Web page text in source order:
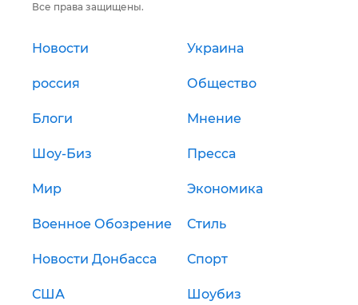
Все права защищены.
Новости Украина
россия Общество
Блоги Мнение
Шоу-Биз Пресса
Мир Экономика
Военное Обозрение Стиль
Новости Донбасса Спорт
США Шоубиз